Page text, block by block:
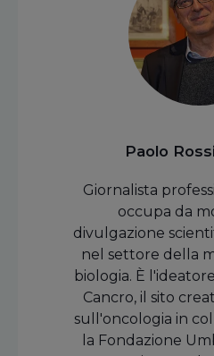
Paolo
Giornalista
occupa da
divulgazione
nel settore della
biologia. È
Cancro, il sito
sull'oncologia in
la Fondazione